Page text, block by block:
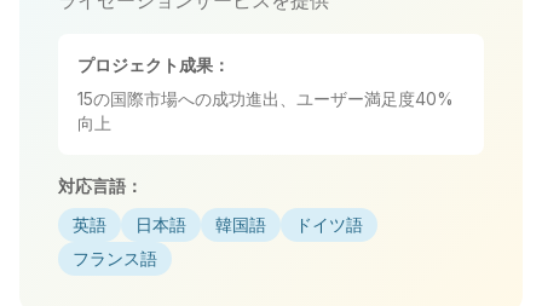
プロジェクト成果：
15の国際市場への成功進出、ユーザー満足度40%
向上
対応言語：
英語
日本語 韓国語
ドイツ語
フランス語